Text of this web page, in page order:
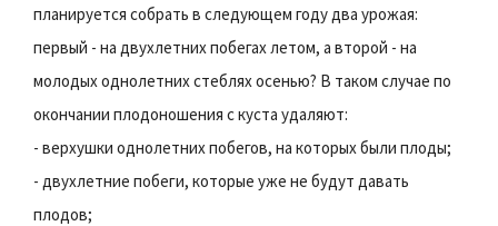
планируется собрать в следующем году два урожая:
первый - на двухлетних побегах летом, а второй - на
молодых однолетних стеблях осенью? В таком случае по
окончании плодоношения с куста удаляют:
- верхушки однолетних побегов, на которых были плоды;
- двухлетние побеги, которые уже не будут давать
плодов;